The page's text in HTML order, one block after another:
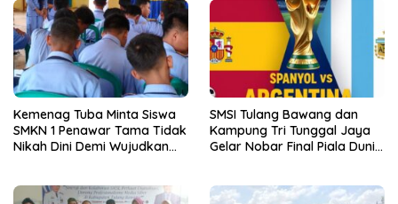
Kemenag Tuba Minta Siswa
SMKN 1 Penawar Tama Tidak
Nikah Dini Demi Wujudkan
SMSI Tulang Bawang dan
Kampung Tri Tunggal Jaya
Gelar Nobar Final Piala Dunia